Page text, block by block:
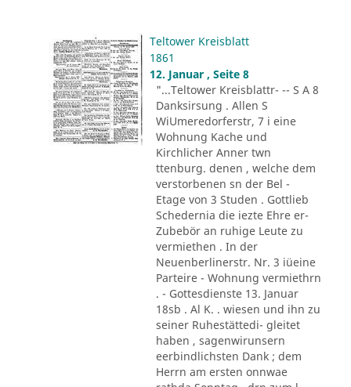
Teltower Kreisblatt
1861
12. Januar , Seite 8
"...Teltower Kreisblattr- -- S A 8
Danksirsung . Allen S
WiUmeredorferstr, 7 i eine
Wohnung Kache und
Kirchlicher Anner twn
ttenburg. denen , welche dem
verstorbenen sn der Bel -
Etage von 3 Studen . Gottlieb
Schedernia die iezte Ehre er-
Zubebör an ruhige Leute zu
vermiethen . In der
Neuenberlinerstr. Nr. 3 iüeine
Parteire - Wohnung vermiethrn
. - Gottesdienste 13. Januar
18sb . Al K. . wiesen und ihn zu
seiner Ruhestättedi- gleitet
haben , sagenwirunsern
eerbindlichsten Dank ; dem
Herrn am ersten onnwae